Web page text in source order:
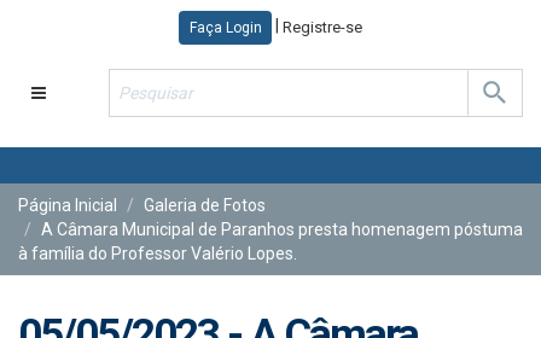
Faça Login Registre-se
Toggle
navigation
Página Inicial
Galeria de Fotos
A Câmara Municipal de Paranhos presta homenagem póstuma
à família do Professor Valério Lopes.